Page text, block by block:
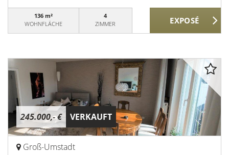
136 m²
WOHNFLÄCHE
4
ZIMMER
245.000,- € VERKAUFT
Groß-Umstadt